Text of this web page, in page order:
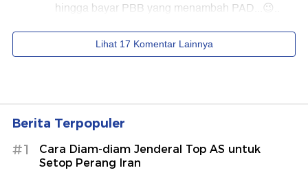
Berita Terpopuler
#1
Cara Diam-diam Jenderal Top AS untuk
Setop Perang Iran